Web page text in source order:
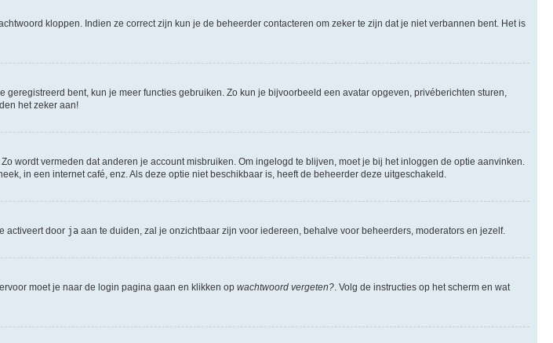
kloppen. Indien ze correct zijn kun je de beheerder contacteren om zeker te zijn dat je niet verbannen bent. Het is
bent, kun je meer functies gebruiken. Zo kun je bijvoorbeeld een avatar opgeven, privéberichten sturen,
het zeker aan!
wordt vermeden dat anderen je account misbruiken. Om ingelogd te blijven, moet je bij het inloggen de optie aanvinken.
in een internet café, enz. Als deze optie niet beschikbaar is, heeft de beheerder deze uitgeschakeld.
activeert door ja aan te duiden, zal je onzichtbaar zijn voor iedereen, behalve voor beheerders, moderators en jezelf.
moet je naar de login pagina gaan en klikken op wachtwoord vergeten?. Volg de instructies op het scherm en wat